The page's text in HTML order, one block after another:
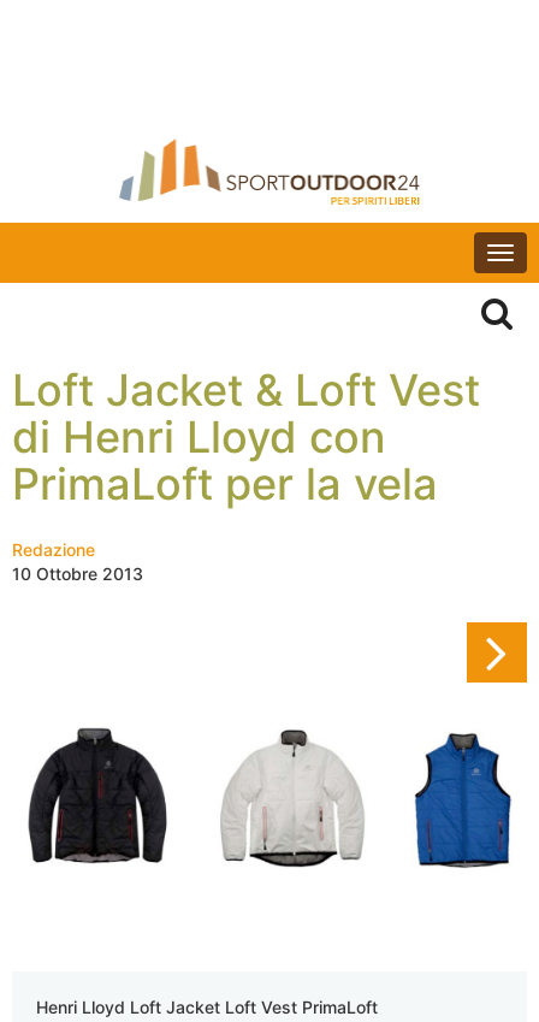
Loft Jacket & Loft Vest
di Henri Lloyd con
PrimaLoft per la vela
Redazione
10 Ottobre 2013
Henri Lloyd Loft Jacket Loft Vest PrimaLoft